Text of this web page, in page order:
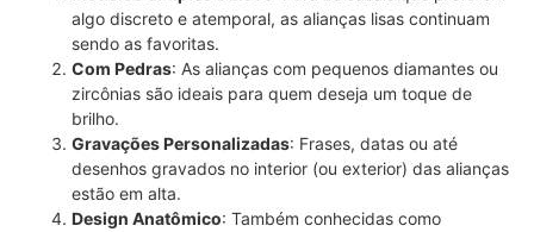
algo discreto e atemporal, as alianças lisas continuam
sendo as favoritas.
Com Pedras: As alianças com pequenos diamantes ou
zircônias são ideais para quem deseja um toque de
brilho.
Gravações Personalizadas: Frases, datas ou até
desenhos gravados no interior (ou exterior) das alianças
estão em alta.
Design Anatômico: Também conhecidas como